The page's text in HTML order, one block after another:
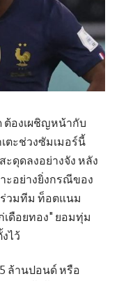
ต้องเผชิญหน้ากับ
ตะช่วงซัมเมอร์นี้
ดุดลงอย่างจัง หลัง
ะอย่างยิ่งกรณีของ
ร่วมทีม ท็อตแนม
เดือยทอง" ยอมทุ่ม
ไว้
ล้านปอนด์ หรือ